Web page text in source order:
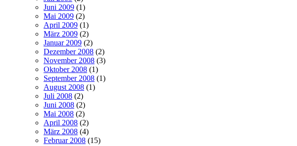
Juni 2009 (1)
Mai 2009 (2)
April 2009 (1)
März 2009 (2)
Januar 2009 (2)
Dezember 2008 (2)
November 2008 (3)
Oktober 2008 (1)
September 2008 (1)
August 2008 (1)
Juli 2008 (2)
Juni 2008 (2)
Mai 2008 (2)
April 2008 (2)
März 2008 (4)
Februar 2008 (15)